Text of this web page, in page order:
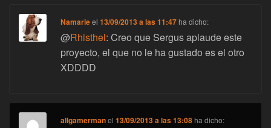
Namarieel13/09/2013 a las 11:47 ha dicho:
@Rhisthel: Creo que Sergus aplaude este
proyecto, el que no le ha gustado es el otro
XDDDD
allgamermanel13/09/2013 a las 13:08 ha dicho: